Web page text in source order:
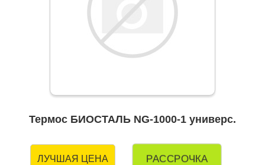
Термос БИОСТАЛЬ NG-1000-1 универс.
ЛУЧШАЯ ЦЕНА РАССРОЧКА